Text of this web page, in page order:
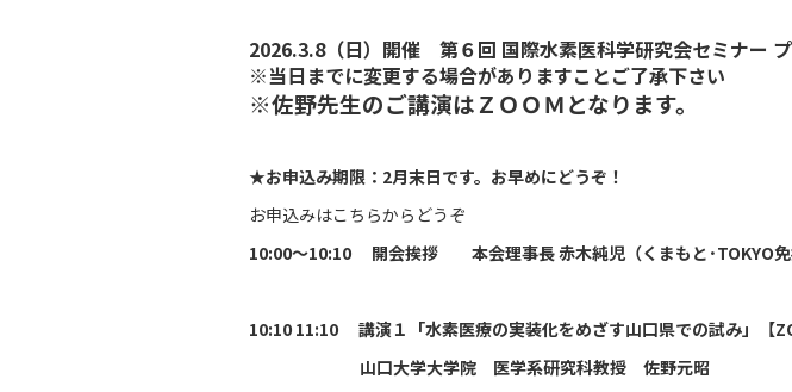
2026.3.8（日）開催 第６回 国際水素医科学研究会セミナー
※当日までに変更する場合がありますことご了承下さい
※佐野先生のご講演はＺＯＯＭとなります。
★お申込み期限：2月末日です。お早めにどうぞ！
お申込みはこちらからどうぞ
10:00～10:10 開会挨拶 本会理事長 赤木純児（くまもと･TOKYO免
10:10 11:10 講演１「水素医療の実装化をめざす山口県での試み」【
山口大学大学院 医学系研究科教授 佐野元昭